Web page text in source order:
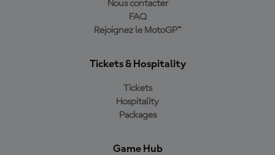
Nous contacter
FAQ
Rejoignez le MotoGP™
Tickets & Hospitality
Tickets
Hospitality
Packages
Game Hub